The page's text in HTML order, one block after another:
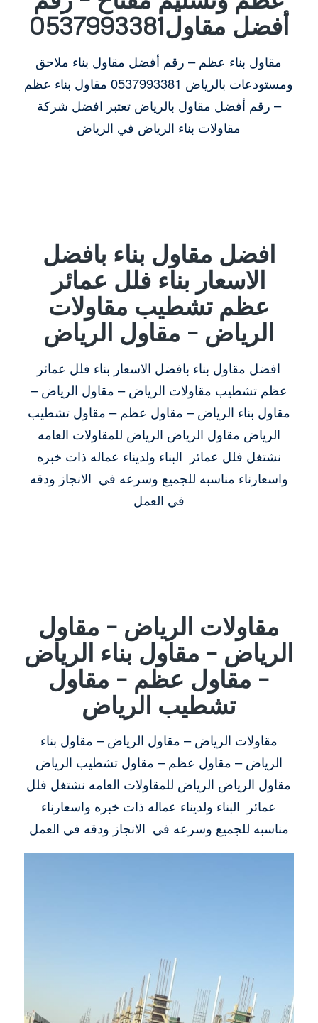
أفضل مقاول0537993381
مقاول بناء عظم – رقم أفضل مقاول بناء ملاحق
ومستودعات بالرياض 0537993381 مقاول بناء عظم
– رقم أفضل مقاول بالرياض تعتبر افضل شركة
مقاولات بناء الرياض في الرياض
افضل مقاول بناء بافضل
الاسعار بناء فلل عمائر
عظم تشطيب مقاولات
الرياض – مقاول الرياض
افضل مقاول بناء بافضل الاسعار بناء فلل عمائر
عظم تشطيب مقاولات الرياض – مقاول الرياض –
مقاول بناء الرياض – مقاول عظم – مقاول تشطيب
الرياض مقاول الرياض الرياض للمقاولات العامه
نشتغل فلل عمائر البناء ولديناء عماله ذات خبره
واسعارناء مناسبه للجميع وسرعه في الانجاز ودقه
في العمل
مقاولات الرياض – مقاول
الرياض – مقاول بناء الرياض
– مقاول عظم – مقاول
تشطيب الرياض
مقاولات الرياض – مقاول الرياض – مقاول بناء
الرياض – مقاول عظم – مقاول تشطيب الرياض
مقاول الرياض الرياض للمقاولات العامه نشتغل فلل
عمائر البناء ولديناء عماله ذات خبره واسعارناء
مناسبه للجميع وسرعه في الانجاز ودقه في العمل